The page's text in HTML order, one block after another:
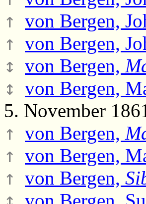
↑ von Bergen,
↑ von Bergen,
↕ von Bergen,
↕ von Bergen,
5. November
↑ von Bergen,
↑ von Bergen,
↑ von Bergen,